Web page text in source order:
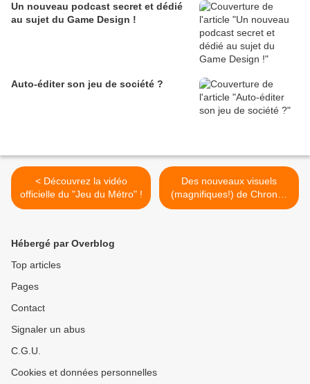
Un nouveau podcast secret et dédié
au sujet du Game Design !
Auto-éditer son jeu de société ?
< Découvrez la vidéo
officielle du "Jeu du Métro" !
Des nouveaux visuels
(magnifiques!) de Chronos
Conquest ! >
Hébergé par Overblog
Top articles
Pages
Contact
Signaler un abus
C.G.U.
Cookies et données personnelles